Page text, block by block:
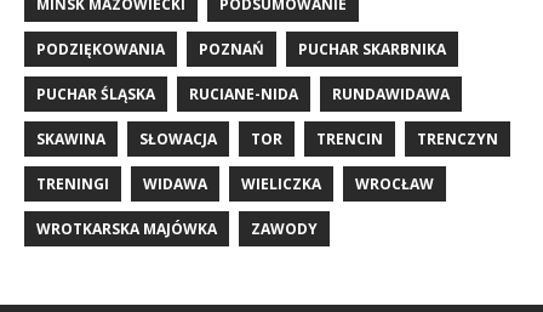
PODZIĘKOWANIA POZNAŃ PUCHAR SKARBNIKA
PUCHAR ŚLĄSKA RUCIANE-NIDA RUNDAWIDAWA
SKAWINA SŁOWACJA TOR TRENCIN TRENCZYN
TRENINGI WIDAWA WIELICZKA WROCŁAW
WROTKARSKA MAJÓWKA ZAWODY